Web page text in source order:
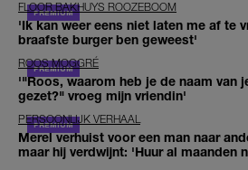
FLOOR BAKHUYS ROOZEBOOM
'Ik kan weer eens niet laten me af te
braafste burger ben geweest'
ROOS MOGGRÉ
'"Roos, waarom heb je de naam van
gezet?" vroeg mijn vriendin'
PERSOONLIJK VERHAAL
Merel verhuist voor een man naar
maar hij verdwijnt: 'Huur al maanden